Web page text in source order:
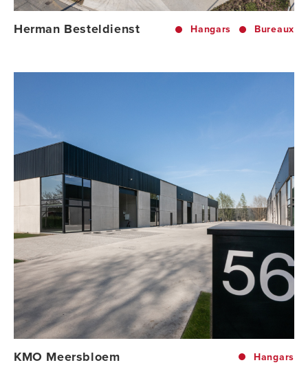
Herman Besteldienst Hangars Bureaux
KMO Meersbloem Hangars